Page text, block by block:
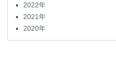
2022年
2021年
2020年